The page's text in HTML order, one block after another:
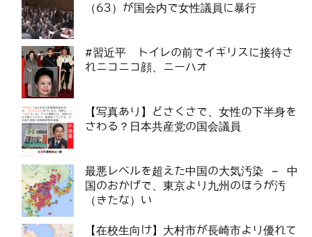
（63）が国会内で女性議員に暴行
#習近平 トイレの前でイギリスに接待さ
れニコニコ顔、ニーハオ
【写真あり】どさくさで、女性の下半身を
さわる？日本共産党の国会議員
最悪レベルを超えた中国の大気汚染 – 中
国のおかげで、東京より九州のほうが汚
（きたな）い
【在校生向け】大村市が長崎市より優れて